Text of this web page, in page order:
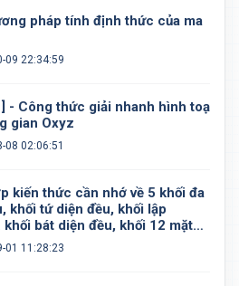
pháp tính định thức của ma
09 22:34:59
- Công thức giải nhanh hình toạ
gian Oxyz
08 02:06:51
kiến thức cần nhớ về 5 khối đa
khối tứ diện đều, khối lập
khối bát diện đều, khối 12 mặt
20 mặt đều
01 11:28:23